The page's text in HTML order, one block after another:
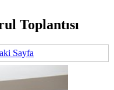
Toplantısı
Sayfa